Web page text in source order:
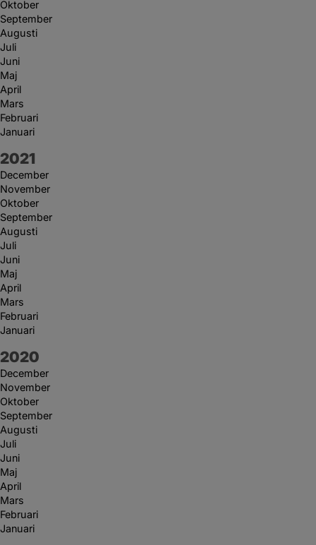
Oktober
September
Augusti
Juli
Juni
Maj
April
Mars
Februari
Januari
År:
2021
December
November
Oktober
September
Augusti
Juli
Juni
Maj
April
Mars
Februari
Januari
År:
2020
December
November
Oktober
September
Augusti
Juli
Juni
Maj
April
Mars
Februari
Januari